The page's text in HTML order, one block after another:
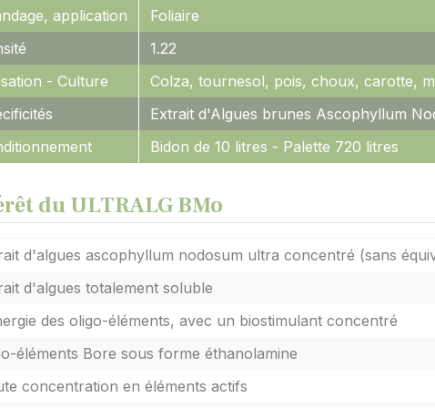
application
Foliaire
1.22
- Culture
Colza, tournesol, pois, choux, carotte,
Extrait d'Algues brunes Ascophyllum
Bidon de 10 litres - Palette 720 litres
du ULTRALG BMo
d'algues ascophyllum nodosum ultra concentré (sans
d'algues totalement soluble
des oligo-éléments, avec un biostimulant concentré
éléments Bore sous forme éthanolamine
concentration en éléments actifs